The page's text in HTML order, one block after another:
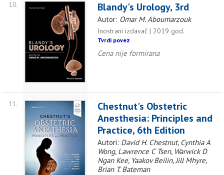
10. Blandy's Urology, 3rd
Autor: Omar M. Aboumarzouk
Inostrani izdavač | 2019 god.
Tvrdi povez
Cena nije formirana
11.
Chestnut's Obstetric
Anesthesia: Principles and
Practice, 6th Edition
Autori: David H. Chestnut, Cynthia A
Wong, Lawrence C Tsen, Warwick D
Ngan Kee, Yaakov Beilin, Jill Mhyre,
Brian T. Bateman